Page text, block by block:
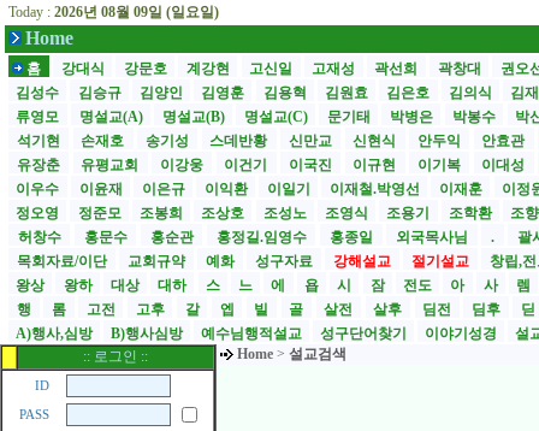
Today : 2026년 08월 09일 (일요일)
Home
홈 강대식 강문호 계강현 고신일 고재성 곽선희 곽창대
권오
김성수
김승규 김양인 김영훈 김용혁 김원효 김은호 김의식
김
류영모
명설교(A) 명설교(B) 명설교(C) 문기태 박병은 박봉수
박
석기현
손재호 송기성 스데반황 신만교 신현식 안두익
안효관
유장춘
유평교회 이강웅 이건기 이국진 이규현 이기복
이대성
이우수
이윤재 이은규 이익환 이일기 이재철.박영선 이재훈
이정
정오영
정준모 조봉희 조상호 조성노 조영식 조용기 조학환
조
허창수
홍문수 홍순관 홍정길.임영수 홍종일 외국목사님 .
괄
목회자료/이단
교회규약 예화 성구자료 강해설교 절기설교
창립,
왕상
왕하 대상 대하 스 느 에 욥 시 잠 전도 아 사
렘
행
롬 고전 고후 갈 엡 빌 골 살전 살후 딤전 딤후
딛
A)행사,심방
B)행사심방 예수님행적설교 성구단어찾기 이야기성경
설
:: 로그인 ::
ID
PASS
Home > 설교검색